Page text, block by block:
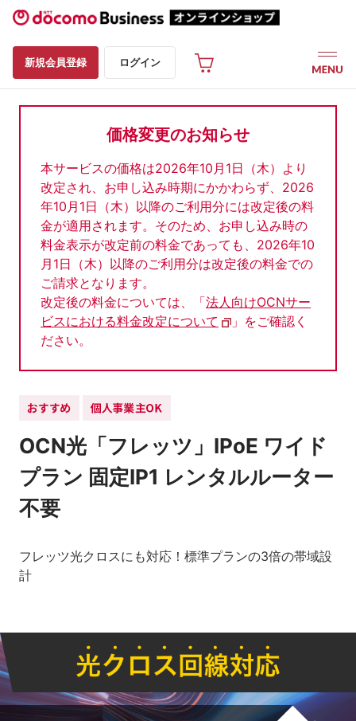
新規会員登録 ログイン
価格変更のお知らせ
本サービスの価格は2026年10月1日（木）より
改定され、お申し込み時期にかかわらず、2026
年10月1日（木）以降のご利用分には改定後の料
金が適用されます。そのため、お申し込み時の
料金表示が改定前の料金であっても、2026年10
月1日（木）以降のご利用分は改定後の料金での
ご請求となります。
改定後の料金については、「法人向けOCNサー
ビスにおける料金改定について
」をご確認く
ださい。
OCN光「フレッツ」IPoE ワイド
プラン 固定IP1 レンタルルーター
不要
フレッツ光クロスにも対応！標準プランの3倍の帯域設
計